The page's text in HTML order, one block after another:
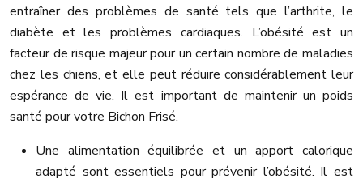
entraîner des problèmes de santé tels que l’arthrite, le
diabète et les problèmes cardiaques. L’obésité est un
facteur de risque majeur pour un certain nombre de maladies
chez les chiens, et elle peut réduire considérablement leur
espérance de vie. Il est important de maintenir un poids
santé pour votre Bichon Frisé.
Une alimentation équilibrée et un apport calorique
adapté sont essentiels pour prévenir l’obésité. Il est